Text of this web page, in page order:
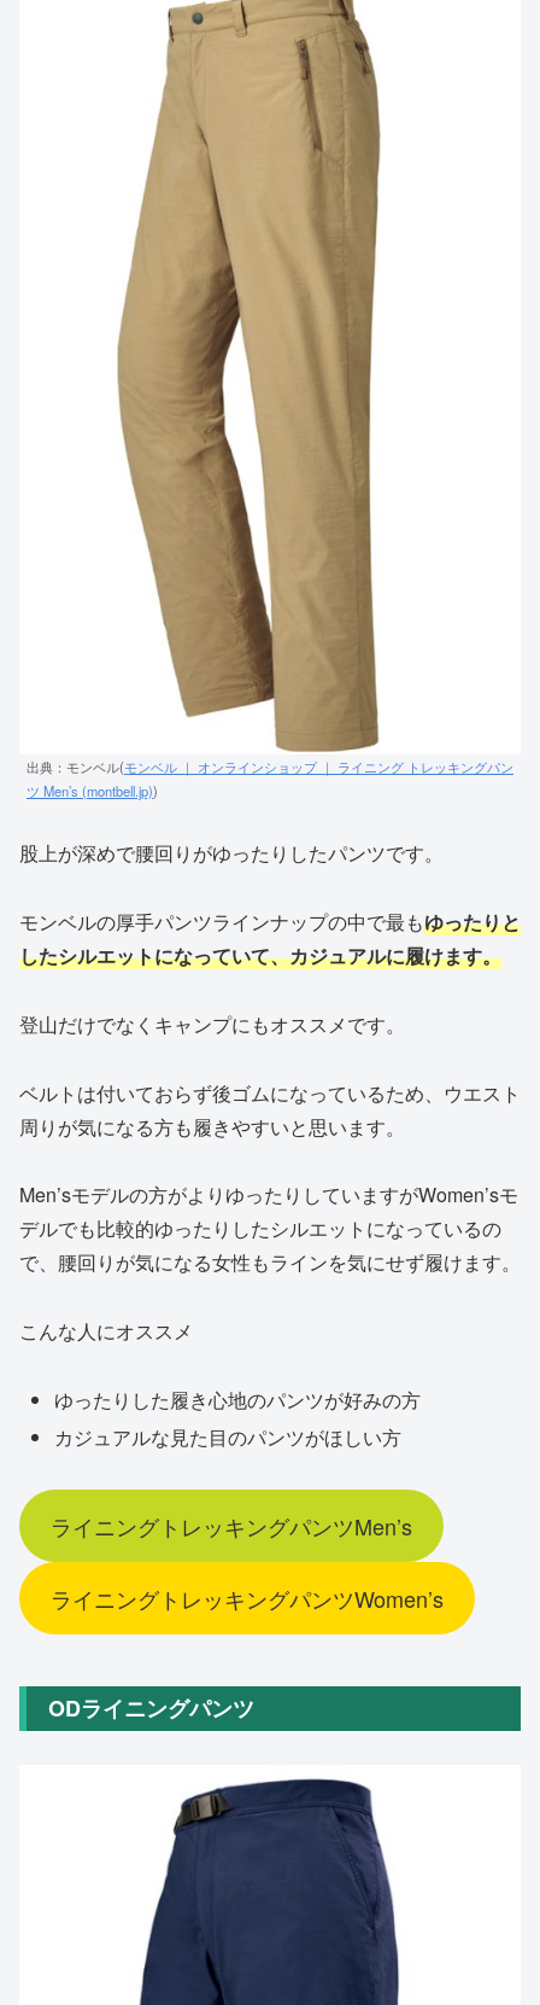
出典：モンベル(モンベル ｜ オンラインショップ ｜ ライニング トレッキングパン
ツ Men’s (montbell.jp))
股上が深めで腰回りがゆったりしたパンツです。
モンベルの厚手パンツラインナップの中で最もゆったりと
したシルエットになっていて、カジュアルに履けます。
登山だけでなくキャンプにもオススメです。
ベルトは付いておらず後ゴムになっているため、ウエスト
周りが気になる方も履きやすいと思います。
Men’sモデルの方がよりゆったりしていますがWomen’sモ
デルでも比較的ゆったりしたシルエットになっているの
で、腰回りが気になる女性もラインを気にせず履けます。
こんな人にオススメ
ゆったりした履き心地のパンツが好みの方
カジュアルな見た目のパンツがほしい方
ライニングトレッキングパンツMen’s
ライニングトレッキングパンツWomen’s
ODライニングパンツ